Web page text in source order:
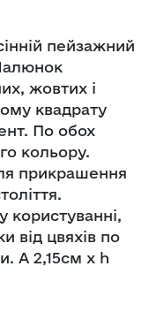
пейзажний
жовтих і
квадрату
По обох
кольору.
прикрашення
користуванні,
від цвяхів по
А 2,15см х h